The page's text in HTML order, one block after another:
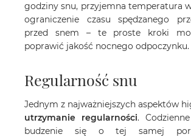
godziny snu, przyjemna temperatura
ograniczenie czasu spędzanego
przed snem – te proste kroki
poprawić jakość nocnego odpoczynku.
Regularność snu
Jednym z najważniejszych aspektów
utrzymanie regularności.
budzenie się o tej samej